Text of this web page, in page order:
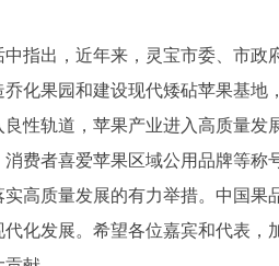
指出，近年来，灵宝市委、市
化果园和建设现代矮砧苹果基
性轨道，苹果产业进入高质量发
费者喜爱苹果区域公用品牌等称
高质量发展的有力举措。中国
化发展。希望各位嘉宾和代表